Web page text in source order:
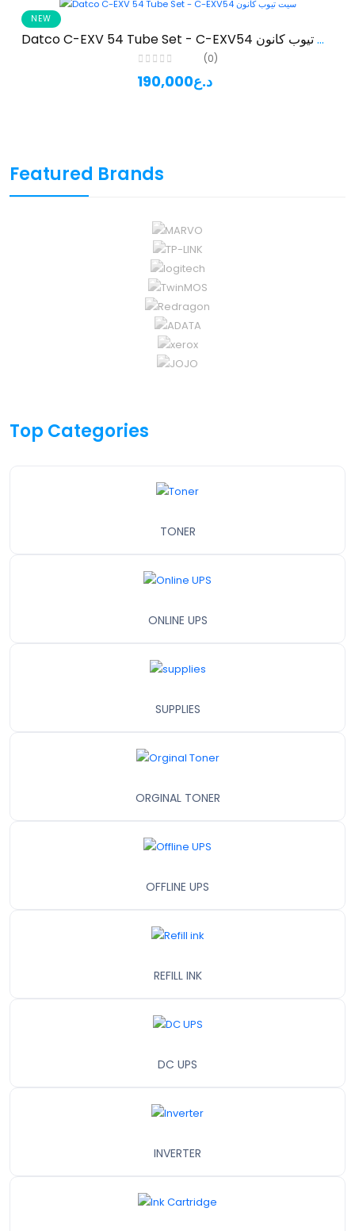
NEW
Datco C-EXV 54 Tube Set - C-EXV54 سيت تيوب كانون
(0)
190,000د.ع
Featured Brands
Top Categories
TONER
ONLINE UPS
SUPPLIES
ORGINAL TONER
OFFLINE UPS
REFILL INK
DC UPS
INVERTER